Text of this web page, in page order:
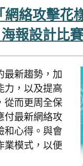
絡攻擊花
報設計比
最新趨勢，加
力，以及提高
從而更周全保
付最新網絡攻
和心得。與會
業模式，以便